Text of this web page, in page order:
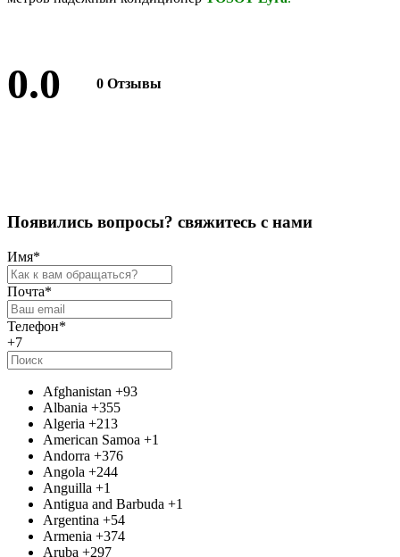
0.0 0 Отзывы
Появились вопросы? свяжитесь с нами
Имя*
Почта*
Телефон*
+7
Afghanistan +93
Albania +355
Algeria +213
American Samoa +1
Andorra +376
Angola +244
Anguilla +1
Antigua and Barbuda +1
Argentina +54
Armenia +374
Aruba +297